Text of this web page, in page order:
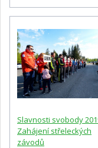
Slavnosti svobody
Zahájení střeleckých
závodů